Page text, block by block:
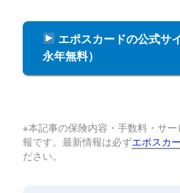
エポスカードの公式サ
永年無料）
※本記事の保険内容・手数料・サ
報です。最新情報は必ずエポスカ
ださい。